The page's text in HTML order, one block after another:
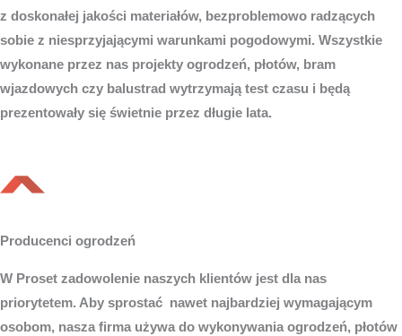
z doskonałej jakości materiałów, bezproblemowo radzących
sobie z niesprzyjającymi warunkami pogodowymi. Wszystkie
wykonane przez nas projekty ogrodzeń, płotów, bram
wjazdowych czy balustrad wytrzymają test czasu i będą
prezentowały się świetnie przez długie lata.
Producenci ogrodzeń
W Proset zadowolenie naszych klientów jest dla nas
priorytetem. Aby sprostać nawet najbardziej wymagającym
osobom, nasza firma używa do wykonywania ogrodzeń, płotów